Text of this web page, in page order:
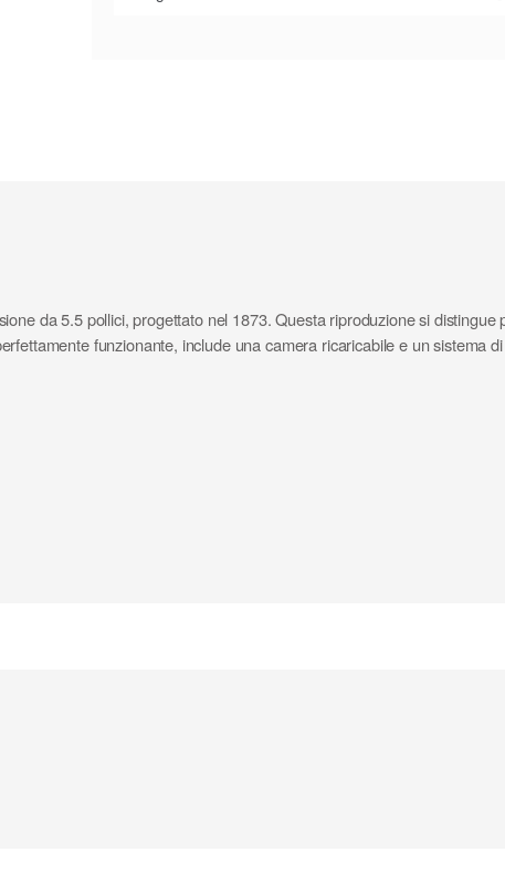
da 5.5 pollici, progettato nel 1873. Questa riproduzione si
funzionante, include una camera ricaricabile e un sistema